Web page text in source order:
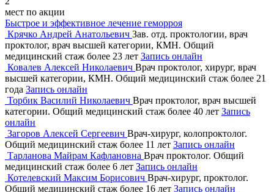
мест по акции
Быстрое и эффективное лечение геморроя
Крячко Андрей Анатольевич Зав. отд. проктологии, врач
проктолог, врач высшей категории, КМН. Общий
медицинский стаж более 23 лет Запись онлайн
Ковалев Алексей Николаевич Врач проктолог, хирург, врач
высшей категории, КМН. Общий медицинский стаж более 21
года Запись онлайн
Торбик Василий Николаевич Врач проктолог, врач высшей
категории. Общий медицинский стаж более 40 лет Запись
онлайн
Загоров Алексей Сергеевич Врач-хирург, колопроктолог.
Общий медицинский стаж более 11 лет Запись онлайн
Тарланова Майрам Кафлановна Врач проктолог. Общий
медицинский стаж более 6 лет Запись онлайн
Котелевский Максим Борисович Врач-хирург, проктолог.
Общий медицинский стаж более 16 лет Запись онлайн